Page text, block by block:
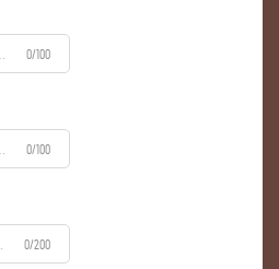
0/100
0/100
0/200